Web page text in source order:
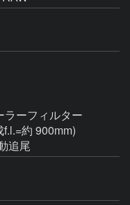
ラーフィルター
約 900mm)
追尾